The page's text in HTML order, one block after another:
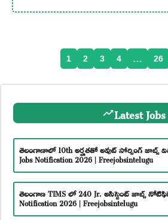
1 2 3 4 … 26
Latest Jobs
తెలంగాణాలో 10th అర్హతతో అవుట్ సోర్సింగ్ జాబ్స్
Jobs Notification 2026 | Freejobsintelugu
తెలంగాణ TIMS లో 240 Jr. అసిస్టెంట్ జాబ్స్
Notification 2026 | Freejobsintelugu